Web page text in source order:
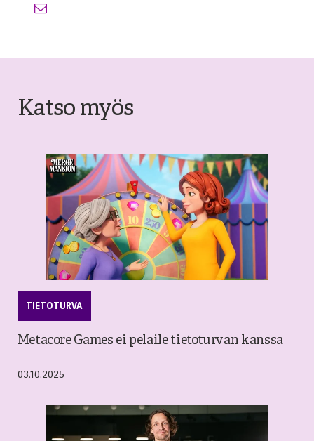
Katso myös
TIETOTURVA
Metacore Games ei pelaile tietoturvan kanssa
03.10.2025